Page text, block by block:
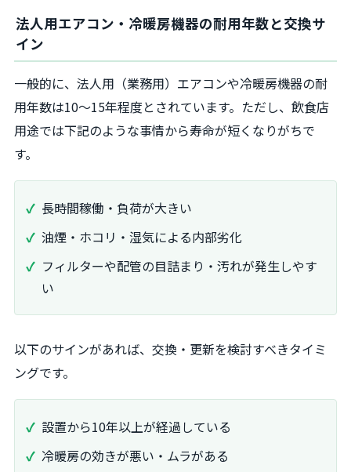
法人用エアコン・冷暖房機器の耐用年数と交換サ
イン
一般的に、法人用（業務用）エアコンや冷暖房機器の耐
用年数は10～15年程度とされています。ただし、飲食店
用途では下記のような事情から寿命が短くなりがちで
す。
長時間稼働・負荷が大きい
油煙・ホコリ・湿気による内部劣化
フィルターや配管の目詰まり・汚れが発生しやす
い
以下のサインがあれば、交換・更新を検討すべきタイミ
ングです。
設置から10年以上が経過している
冷暖房の効きが悪い・ムラがある